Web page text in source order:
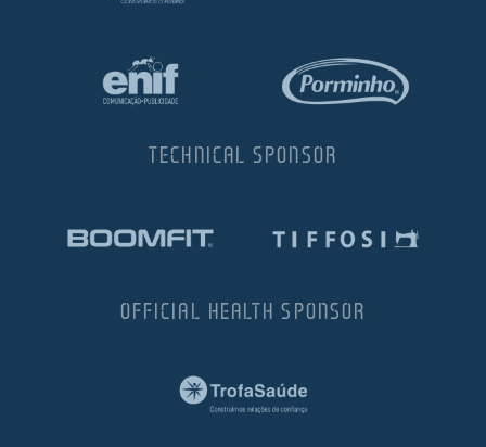
TECHNICAL SPONSOR
OFFICIAL HEALTH SPONSOR